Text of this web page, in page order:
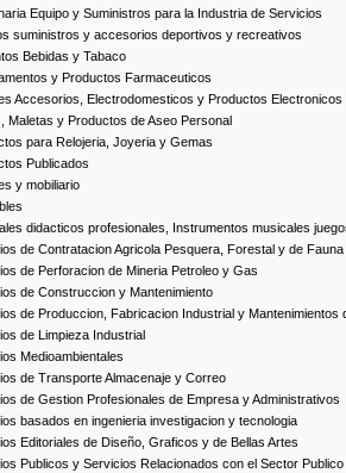
Equipo y Suministros para la Industria de Servicios
suministros y accesorios deportivos y recreativos
Bebidas y Tabaco
y Productos Farmaceuticos
Accesorios, Electrodomesticos y Productos Electronicos
Maletas y Productos de Aseo Personal
para Relojeria, Joyeria y Gemas
Publicados
y mobiliario
didacticos profesionales, Instrumentos musicales
de Contratacion Agricola Pesquera, Forestal y de Fauna
de Perforacion de Mineria Petroleo y Gas
de Construccion y Mantenimiento
de Produccion, Fabricacion Industrial y Mantenimientos
de Limpieza Industrial
Medioambientales
de Transporte Almacenaje y Correo
de Gestion Profesionales de Empresa y Administrativos
basados en ingenieria investigacion y tecnologia
Editoriales de Diseño, Graficos y de Bellas Artes
Publicos y Servicios Relacionados con el Sector Publico